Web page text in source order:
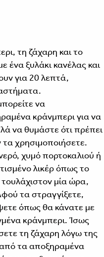
τη ζάχαρη και το
ένα ξυλάκι κανέλας και
για 20 λεπτά,
να
κράνμπερι για να
να θυμάστε ότι πρέπει
χρησιμοποιήσετε.
χυμό πορτοκαλιού ή
λικέρ όπως το
μία ώρα,
τα στραγγίξετε,
όπως θα κάνατε με
κράνμπερι. Ίσως
τη ζάχαρη λόγω της
τα αποξηραμένα